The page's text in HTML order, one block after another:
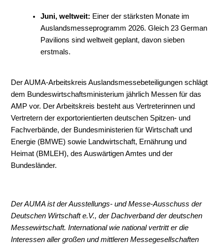
Juni, weltweit: Einer der stärksten Monate im
Auslandsmesseprogramm 2026. Gleich 23 German
Pavilions sind weltweit geplant, davon sieben
erstmals.
Der AUMA-Arbeitskreis Auslandsmessebeteiligungen schlägt
dem Bundeswirtschaftsministerium jährlich Messen für das
AMP vor. Der Arbeitskreis besteht aus Vertreterinnen und
Vertretern der exportorientierten deutschen Spitzen- und
Fachverbände, der Bundesministerien für Wirtschaft und
Energie (BMWE) sowie Landwirtschaft, Ernährung und
Heimat (BMLEH), des Auswärtigen Amtes und der
Bundesländer.
Der AUMA ist der Ausstellungs- und Messe-Ausschuss der
Deutschen Wirtschaft e.V., der Dachverband der deutschen
Messewirtschaft. International wie national vertritt er die
Interessen aller großen und mittleren Messegesellschaften